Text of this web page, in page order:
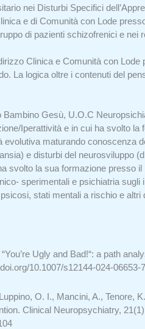
nei Disturbi Specifici
e di Comunità con Lode
di pazienti schizofrenici e
Clinica e Comunità con
La logica oltre i contenuti del
Gesù, U.O.C
Iperattività e in cui ha svolto
maturando conoscenza
e disturbi del neurosviluppo
svolto la sua formazione presso
sperimentali e psichiatria
stati mentali a rischio e altri
“You’re Ugly and Bad!“: a path
10.1007/s12144-024-06653-7
O. I., Mancini, A., Tenore,
Clinical Neuropsychiatry,